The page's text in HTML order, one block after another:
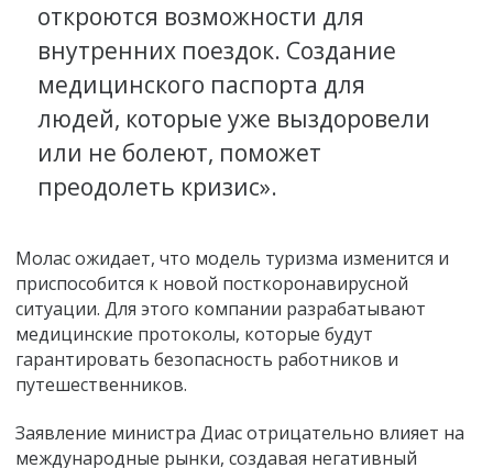
откроются возможности для
внутренних поездок. Создание
медицинского паспорта для
людей, которые уже выздоровели
или не болеют, поможет
преодолеть кризис».
Молас ожидает, что модель туризма изменится и
приспособится к новой посткоронавирусной
ситуации. Для этого компании разрабатывают
медицинские протоколы, которые будут
гарантировать безопасность работников и
путешественников.
Заявление министра Диас отрицательно влияет на
международные рынки, создавая негативный